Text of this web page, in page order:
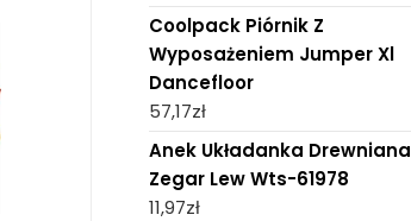
Coolpack Piórnik Z
Wyposażeniem Jumper Xl
Dancefloor
57,17zł
Anek Układanka Drewniana
Zegar Lew Wts-61978
11,97zł